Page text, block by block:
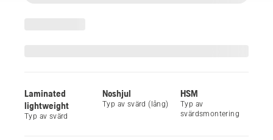
Laminated
lightweight
Typ av svärd
Noshjul
Typ av svärd (lång)
HSM
Typ av
svärdsmontering